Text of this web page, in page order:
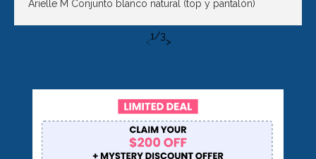
Arielle M Conjunto blanco natural (top y pantalón)
<1/3>